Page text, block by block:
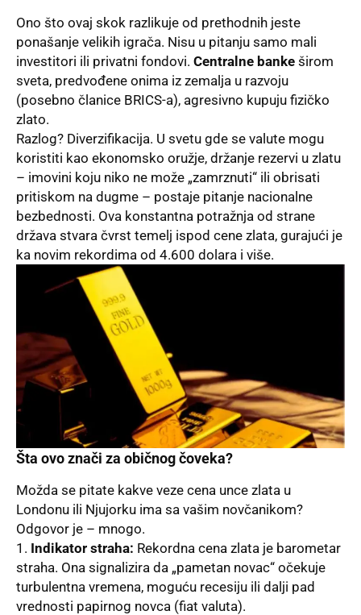
Ono što ovaj skok razlikuje od prethodnih jeste
ponašanje velikih igrača. Nisu u pitanju samo mali
investitori ili privatni fondovi. Centralne banke širom
sveta, predvođene onima iz zemalja u razvoju
(posebno članice BRICS-a), agresivno kupuju fizičko
zlato.
Razlog? Diverzifikacija. U svetu gde se valute mogu
koristiti kao ekonomsko oružje, držanje rezervi u zlatu
– imovini koju niko ne može „zamrznuti“ ili obrisati
pritiskom na dugme – postaje pitanje nacionalne
bezbednosti. Ova konstantna potražnja od strane
država stvara čvrst temelj ispod cene zlata, gurajući je
ka novim rekordima od 4.600 dolara i više.
Šta ovo znači za običnog čoveka?
Možda se pitate kakve veze cena unce zlata u
Londonu ili Njujorku ima sa vašim novčanikom?
Odgovor je – mnogo.
Indikator straha: Rekordna cena zlata je barometar
straha. Ona signalizira da „pametan novac“ očekuje
turbulentna vremena, moguću recesiju ili dalji pad
vrednosti papirnog novca (fiat valuta).